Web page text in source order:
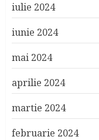
iulie 2024
iunie 2024
mai 2024
aprilie 2024
martie 2024
februarie 2024